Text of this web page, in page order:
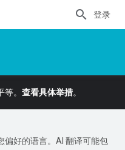
登录
。 查看具体举措。
偏好的语言。AI 翻译可能包